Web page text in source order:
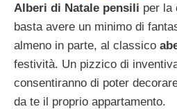
Alberi di Natale pensili per la
basta avere un minimo di
almeno in parte, al classico
festività. Un pizzico di
consentiranno di poter
da te il proprio appartamento.